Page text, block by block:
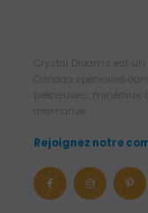
Crystal Dreams est
Canada spécialisé
précieuses, minéraux,
alternative.
Rejoignez notre